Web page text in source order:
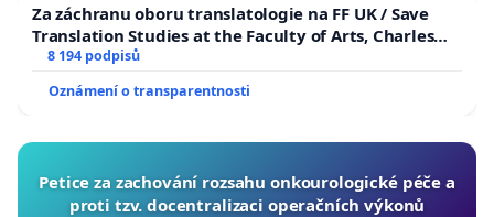
Za záchranu oboru translatologie na FF UK / Save
Translation Studies at the Faculty of Arts, Charles
University
8 194 podpisů
Oznámení o transparentnosti
Petice za zachování rozsahu onkourologické péče a
proti tzv. docentralizaci operačních výkonů